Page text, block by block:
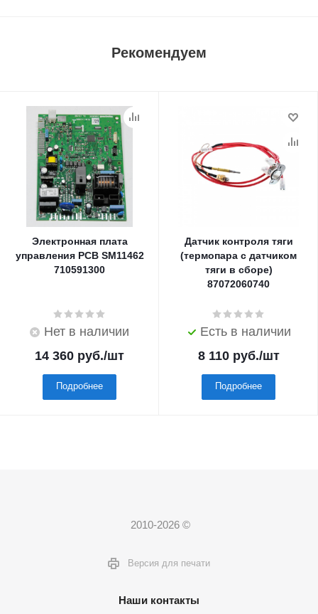
Рекомендуем
Электронная плата
управления PCB SM11462
710591300
Нет в наличии
14 360 руб./шт
Подробнее
Датчик контроля тяги
(термопара с датчиком
тяги в сборе)
87072060740
Есть в наличии
8 110руб./шт
Подробнее
2010-2026 ©
Версия для печати
Наши контакты